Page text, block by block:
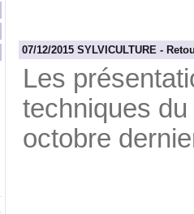
07/12/2015 SYLVICULTURE -
Les
techniques
octobre